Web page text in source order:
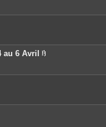
6 Avril
è
j